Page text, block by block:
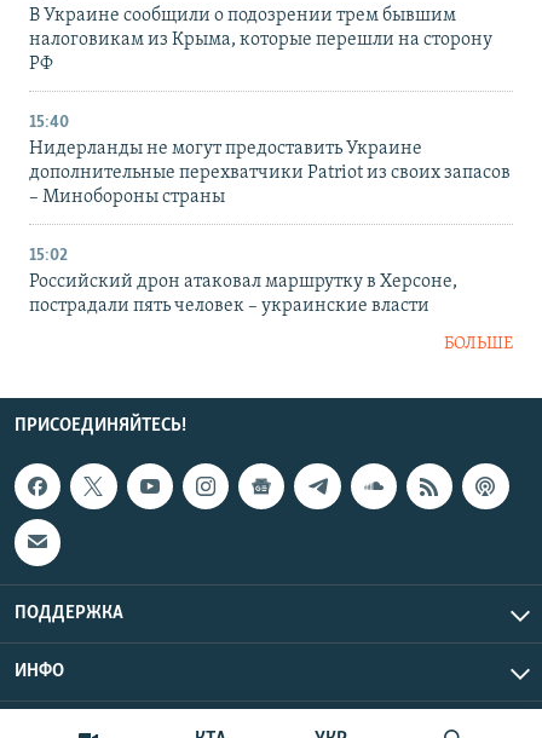
В Украине сообщили о подозрении трем бывшим
налоговикам из Крыма, которые перешли на сторону
РФ
15:40
Нидерланды не могут предоставить Украине
дополнительные перехватчики Patriot из своих запасов
– Минобороны страны
15:02
Российский дрон атаковал маршрутку в Херсоне,
пострадали пять человек – украинские власти
БОЛЬШЕ
ПРИСОЕДИНЯЙТЕСЬ!
ПОДДЕРЖКА
ИНФО